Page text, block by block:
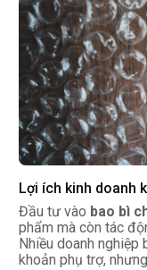
Lợi ích kinh doanh
Đầu tư vào bao bì
phẩm mà còn tác
Nhiều doanh
khoản phụ trợ,